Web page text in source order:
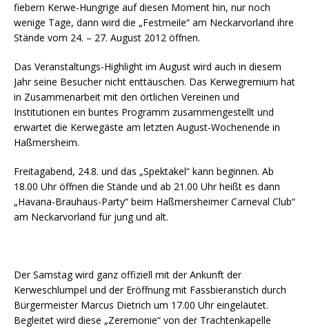
fiebern Kerwe-Hungrige auf diesen Moment hin, nur noch
wenige Tage, dann wird die „Festmeile“ am Neckarvorland ihre
Stände vom 24. – 27. August 2012 öffnen.
Das Veranstaltungs-Highlight im August wird auch in diesem
Jahr seine Besucher nicht enttäuschen. Das Kerwegremium hat
in Zusammenarbeit mit den örtlichen Vereinen und
Institutionen ein buntes Programm zusammengestellt und
erwartet die Kerwegäste am letzten August-Wochenende in
Haßmersheim.
Freitagabend, 24.8. und das „Spektakel“ kann beginnen. Ab
18.00 Uhr öffnen die Stände und ab 21.00 Uhr heißt es dann
„Havana-Brauhaus-Party“ beim Haßmersheimer Carneval Club“
am Neckarvorland für jung und alt.
Der Samstag wird ganz offiziell mit der Ankunft der
Kerweschlumpel und der Eröffnung mit Fassbieranstich durch
Bürgermeister Marcus Dietrich um 17.00 Uhr eingeläutet.
Begleitet wird diese „Zeremonie“ von der Trachtenkapelle